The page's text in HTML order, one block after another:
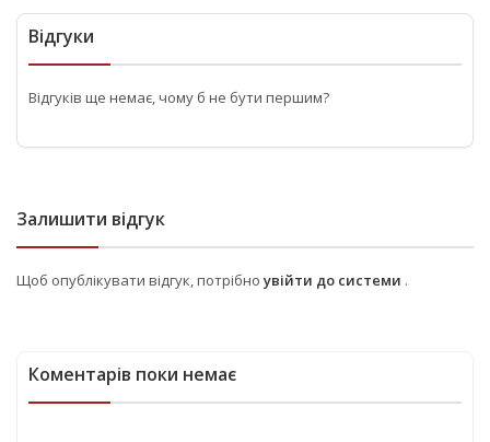
Відгуки
Відгуків ще немає, чому б не бути першим?
Залишити відгук
Щоб опублікувати відгук, потрібно увійти до системи .
Коментарів поки немає